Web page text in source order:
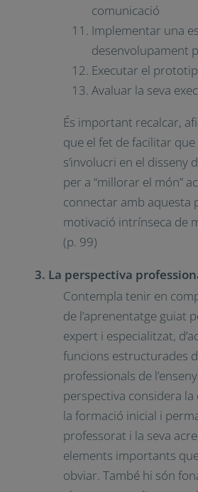
comunicació
Implementar una
desenvolupament
Executar el prototip
Avaluar la seva
És important recalcar,
que el fet de facilitar
s’involucri en el disseny
per a “millorar el món”
connectar amb aquesta
motivació intrínseca de
(p. 99)
3. La perspectiva
Contempla tenir en
de l’aprenentatge guiat
expert i especialitzat,
funcions estructurades
professionals de
perspectiva considera
la formació inicial i
professorat i la seva
elements importants
obviar. També hi són